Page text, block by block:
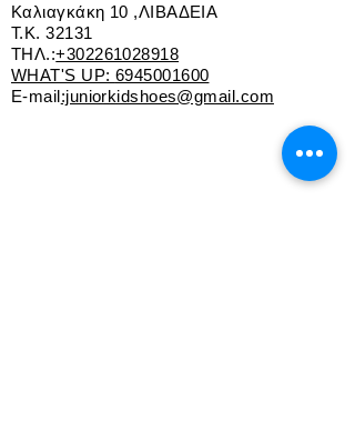
αναπνέει
Καλιαγκάκη 10 ,ΛΙΒΑΔΕΙΑ
Τ.Κ. 32131
ΤΗΛ.:+302261028918
WHAT'S UP: 6945001600
E-mail:juniorkidshoes@gmail.com